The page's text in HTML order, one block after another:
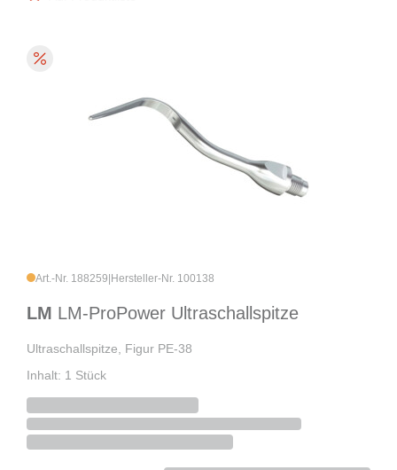
Art.-Nr. 188259 Hersteller-Nr. 100138
LM LM-ProPower Ultraschallspitze
Ultraschallspitze, Figur PE-38
Inhalt: 1 Stück